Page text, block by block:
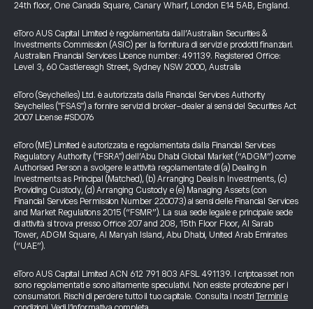
24th floor, One Canada Square, Canary Wharf, London E14 5AB, England.
eToro AUS Capital Limited è regolamentata dall’Australian Securities &
Investments Commission (ASIC) per la fornitura di servizi e prodotti finanziari.
Australian Financial Services Licence number: 491139. Registered Office:
Level 3, 60 Castlereagh Street, Sydney NSW 2000, Australia
eToro (Seychelles) Ltd. è autorizzata dalla Financial Services Authority
Seychelles ("FSAS") a fornire servizi di broker-dealer ai sensi del Securities Act
2007 License #SD076
eToro (ME) Limited è autorizzata e regolamentata dalla Financial Services
Regulatory Authority ("FSRA") dell’Abu Dhabi Global Market (“ADGM”) come
Authorised Person a svolgere le attività regolamentate di (a) Dealing in
Investments as Principal (Matched), (b) Arranging Deals in Investments, (c)
Providing Custody, (d) Arranging Custody e (e) Managing Assets (con
Financial Services Permission Number 220073) ai sensi delle Financial Services
and Market Regulations 2015 (“FSMR”). La sua sede legale e principale sede
di attività si trova presso Office 207 and 208, 15th Floor Floor, Al Sarab
Tower, ADGM Square, Al Maryah Island, Abu Dhabi, United Arab Emirates
(“UAE”).
eToro AUS Capital Limited ACN 612 791 803 AFSL 491139. I criptoasset non
sono regolamentati e sono altamente speculativi. Non esiste protezione per i
consumatori. Rischi di perdere tutto il tuo capitale. Consulta i nostri Termini e